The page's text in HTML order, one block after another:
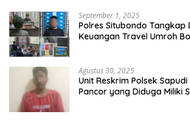
September 1, 2025
Polres Situbondo Tangkap
Keuangan Travel Umroh
Agustus 30, 2025
Unit Reskrim Polsek
Pancor yang Diduga Miliki